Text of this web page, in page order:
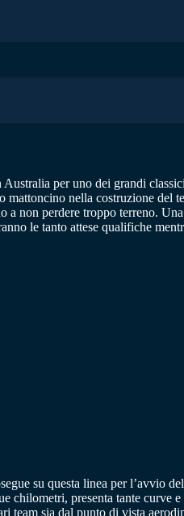
per uno dei grandi
nella costruzione
non perdere troppo terreno.
le tanto attese qualifiche
su questa linea per l’avvio
chilometri, presenta tante
team sia dal punto di vista